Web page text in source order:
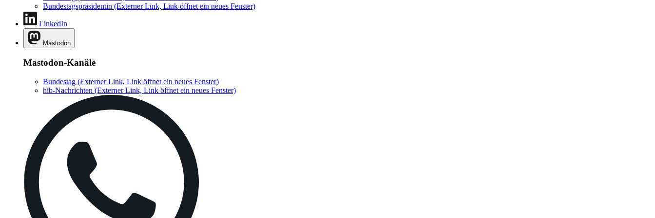
Bundestagspräsidentin (Externer Link, Link öffnet ein neues Fenster)
LinkedIn
Mastodon
Mastodon-Kanäle
Bundestag (Externer Link, Link öffnet ein neues Fenster)
hib-Nachrichten (Externer Link, Link öffnet ein neues Fenster)